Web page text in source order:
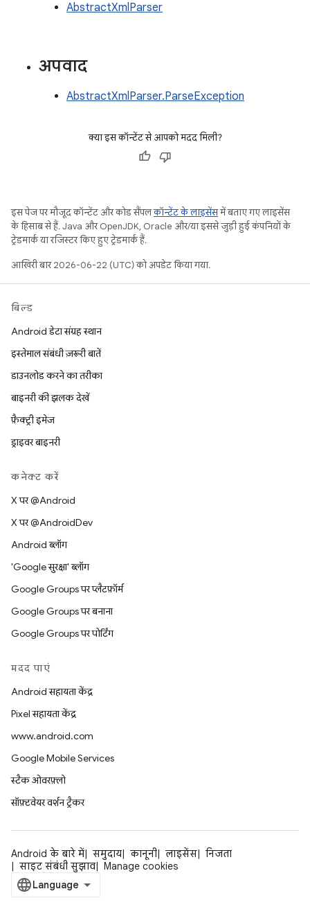
AbstractXmlParser
अपवाद
AbstractXmlParser.ParseException
क्या इस कॉन्टेंट से आपको मदद मिली?
इस पेज पर मौजूद कॉन्टेंट और कोड सैंपलकॉन्टेंट के लाइसेंसमें बताए गए लाइसेंस
के हिसाब से हैं. Java और OpenJDK, Oracle और/या इससे जुड़ी हुई कंपनियों के
ट्रेडमार्क या रजिस्टर किए हुए ट्रेडमार्क हैं.
आखिरी बार 2026-06-22 (UTC) को अपडेट किया गया.
बिल्ड
Android डेटा संग्रह स्थान
इस्तेमाल संबंधी ज़रूरी बातें
डाउनलोड करने का तरीका
बाइनरी की झलक देखें
फ़ैक्ट्री इमेज
ड्राइवर बाइनरी
कनेक्ट करें
X पर @Android
X पर @AndroidDev
Android ब्लॉग
'Google सुरक्षा' ब्लॉग
Google Groups पर प्लैटफ़ॉर्म
Google Groups पर बनाना
Google Groups पर पोर्टिंग
मदद पाएं
Android सहायता केंद्र
Pixel सहायता केंद्र
www.android.com
Google Mobile Services
स्टैक ओवरफ़्लो
सॉफ़्टवेयर वर्शन ट्रैकर
Android के बारे में समुदाय कानूनी लाइसेंस
निजता
साइट संबंधी सुझाव
Manage cookies